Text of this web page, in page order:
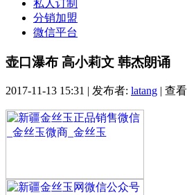
私人订制
分销加盟
微信平台
壶口瀑布 高小莉文 韩杰朗诵
2017-11-13 15:31 | 发布者: latang | 查